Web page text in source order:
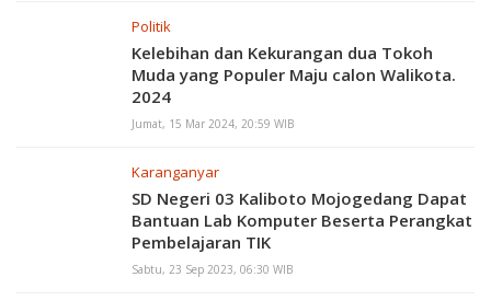
Politik
Kelebihan dan Kekurangan dua Tokoh
Muda yang Populer Maju calon Walikota.
2024
Jumat, 15 Mar 2024, 20:59 WIB
Karanganyar
SD Negeri 03 Kaliboto Mojogedang Dapat
Bantuan Lab Komputer Beserta Perangkat
Pembelajaran TIK
Sabtu, 23 Sep 2023, 06:30 WIB